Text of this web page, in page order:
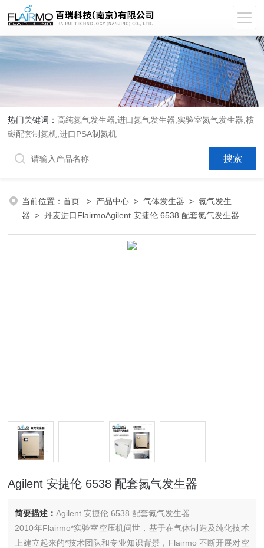
热门关键词： 高纯氮气发生器,进口氮气发生器,实验室氮气发生器,核
磁配套制氮机,进口PSA制氮机
当前位置：首页 > 产品中心 >气体发生器 >氮气发生
器 > 丹麦进口FlairmoAgilent 安捷伦 6538 配套氮气发生器
Agilent 安捷伦 6538 配套氮气发生器
简要描述：Agilent 安捷伦 6538 配套氮气发生器
2010年Flairmo*实验室空压机问世，基于在气体制造及纯化技术
上建立起来的*技术团队和专业知识背景，Flairmo 不断开展对空